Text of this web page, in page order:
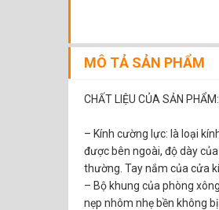
MÔ TẢ SẢN PHẨM
CHẤT LIỆU CỦA SẢN PHẨM:
– Kính cường lực: là loại
được bên ngoài, độ dày
thường. Tay nắm của cửa
– Bộ khung của phòng
nẹp nhôm nhẹ bền không